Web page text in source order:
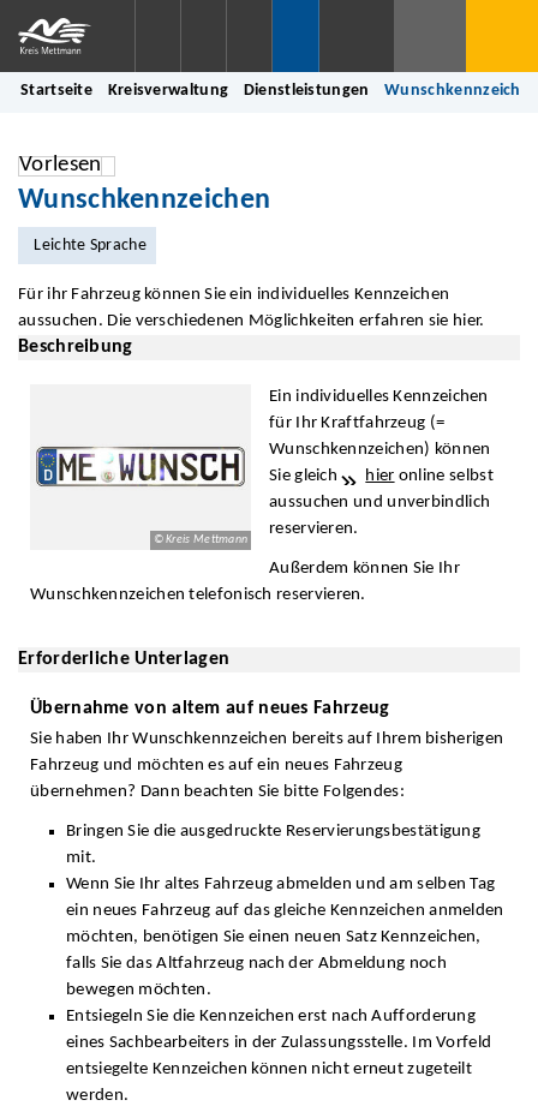
Startseite Kreisverwaltung Dienstleistungen
Vorlesen
Wunschkennzeichen
Leichte Sprache
Für ihr Fahrzeug können Sie ein individuelles Kennzeichen
aussuchen. Die verschiedenen Möglichkeiten erfahren sie hier.
Beschreibung
© Kreis Mettmann
Ein individuelles Kennzeichen
für Ihr Kraftfahrzeug (=
Wunschkennzeichen) können
Sie gleich
hier online selbst
aussuchen und unverbindlich
reservieren.
Außerdem können Sie Ihr
Wunschkennzeichen telefonisch reservieren.
Erforderliche Unterlagen
Übernahme von altem auf neues Fahrzeug
Sie haben Ihr Wunschkennzeichen bereits auf Ihrem bisherigen
Fahrzeug und möchten es auf ein neues Fahrzeug
übernehmen? Dann beachten Sie bitte Folgendes:
Bringen Sie die ausgedruckte Reservierungsbestätigung
mit.
Wenn Sie Ihr altes Fahrzeug abmelden und am selben Tag
ein neues Fahrzeug auf das gleiche Kennzeichen anmelden
möchten, benötigen Sie einen neuen Satz Kennzeichen,
falls Sie das Altfahrzeug nach der Abmeldung noch
bewegen möchten.
Entsiegeln Sie die Kennzeichen erst nach Aufforderung
eines Sachbearbeiters in der Zulassungsstelle. Im Vorfeld
entsiegelte Kennzeichen können nicht erneut zugeteilt
werden.